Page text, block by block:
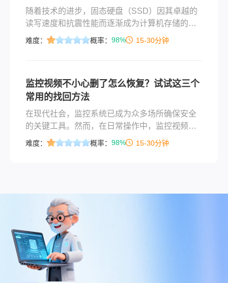
有效方法，帮助用户找回宝贵的文件。
随着技术的进步，固态硬盘（SSD）因其卓越的
读写速度和抗震性能而逐渐成为计算机存储的主
要选择。然而，即便是如此先进的存储设备也难
恢复至关重要。本文将详细介绍固态硬盘中删除
文件的恢复方法，帮助您尽可能地减少损失。
难度： 概率： 98% 15-30分钟
监控视频不小心删了怎么恢复？试试这三个
常用的找回方法
在现代社会，监控系统已成为众多场所确保安全
的关键工具。然而，在日常操作中，监控视频因
各种原因被误删的情况时有发生，这不仅可能导
难度： 概率： 98% 15-30分钟